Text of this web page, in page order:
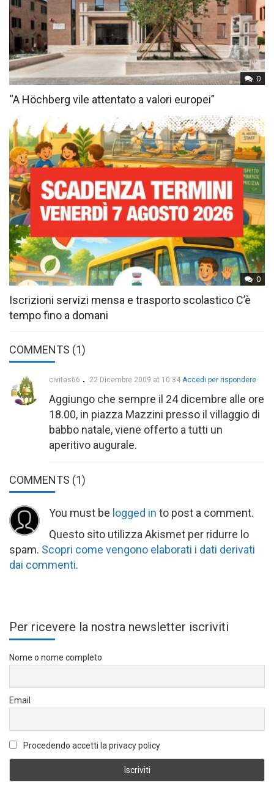
0
“A Höchberg vile attentato a valori europei”
0
Iscrizioni servizi mensa e trasporto scolastico C’è
tempo fino a domani
COMMENTS (1)
civitas66 22 Dicembre 2009 at 10:34 Accedi per rispondere
Aggiungo che sempre il 24 dicembre alle ore
18.00, in piazza Mazzini presso il villaggio di
babbo natale, viene offerto a tutti un
aperitivo augurale.
COMMENTS (1)
You must be logged in to post a comment.
Questo sito utilizza Akismet per ridurre lo
spam. Scopri come vengono elaborati i dati derivati
dai commenti.
Per ricevere la nostra newsletter iscriviti
Nome o nome completo
Email
Procedendo accetti la privacy policy